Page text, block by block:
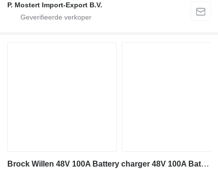
P. Mostert Import-Export B.V.
Brock Willen 48V 100A Battery charger 48V 100A Battery Charger